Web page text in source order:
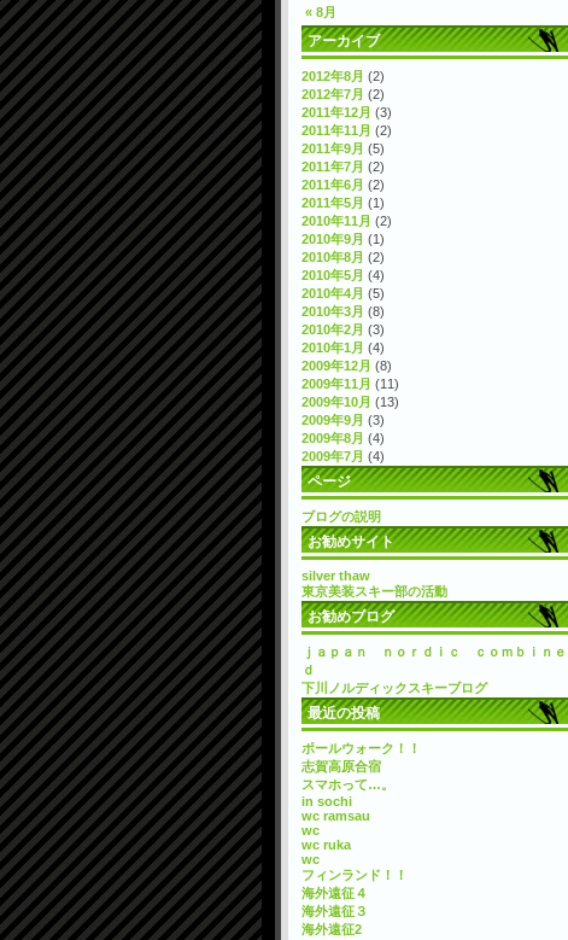
« 8月
アーカイブ
2012年8月 (2)
2012年7月 (2)
2011年12月 (3)
2011年11月 (2)
2011年9月 (5)
2011年7月 (2)
2011年6月 (2)
2011年5月 (1)
2010年11月 (2)
2010年9月 (1)
2010年8月 (2)
2010年5月 (4)
2010年4月 (5)
2010年3月 (8)
2010年2月 (3)
2010年1月 (4)
2009年12月 (8)
2009年11月 (11)
2009年10月 (13)
2009年9月 (3)
2009年8月 (4)
2009年7月 (4)
ページ
ブログの説明
お勧めサイト
silver thaw
東京美装スキー部の活動
お勧めブログ
ｊａｐａｎ ｎｏｒｄｉｃ ｃｏｍｂｉｎｅ
ｄ
下川ノルディックスキーブログ
最近の投稿
ポールウォーク！！
志賀高原合宿
スマホって…。
in sochi
wc ramsau
wc
wc ruka
wc
フィンランド！！
海外遠征４
海外遠征３
海外遠征2